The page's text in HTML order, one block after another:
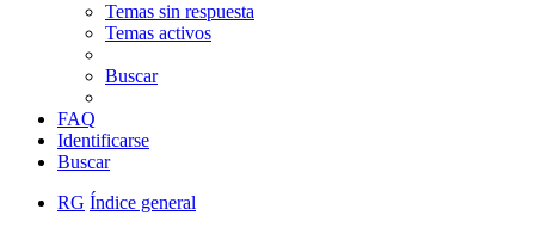
Temas sin respuesta
Temas activos
Buscar
FAQ
Identificarse
Buscar
RG Índice general